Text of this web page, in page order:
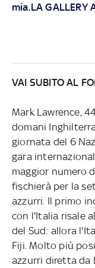
mia.LA GALLERY
VAI SUBITO AL
Mark Lawrence,
domani
giornata del 6
gara
maggior numero
fischierà per la
azzurri. Il primo
con l'Italia risale
del Sud: allora
Fiji. Molto più
azzurri diretta da